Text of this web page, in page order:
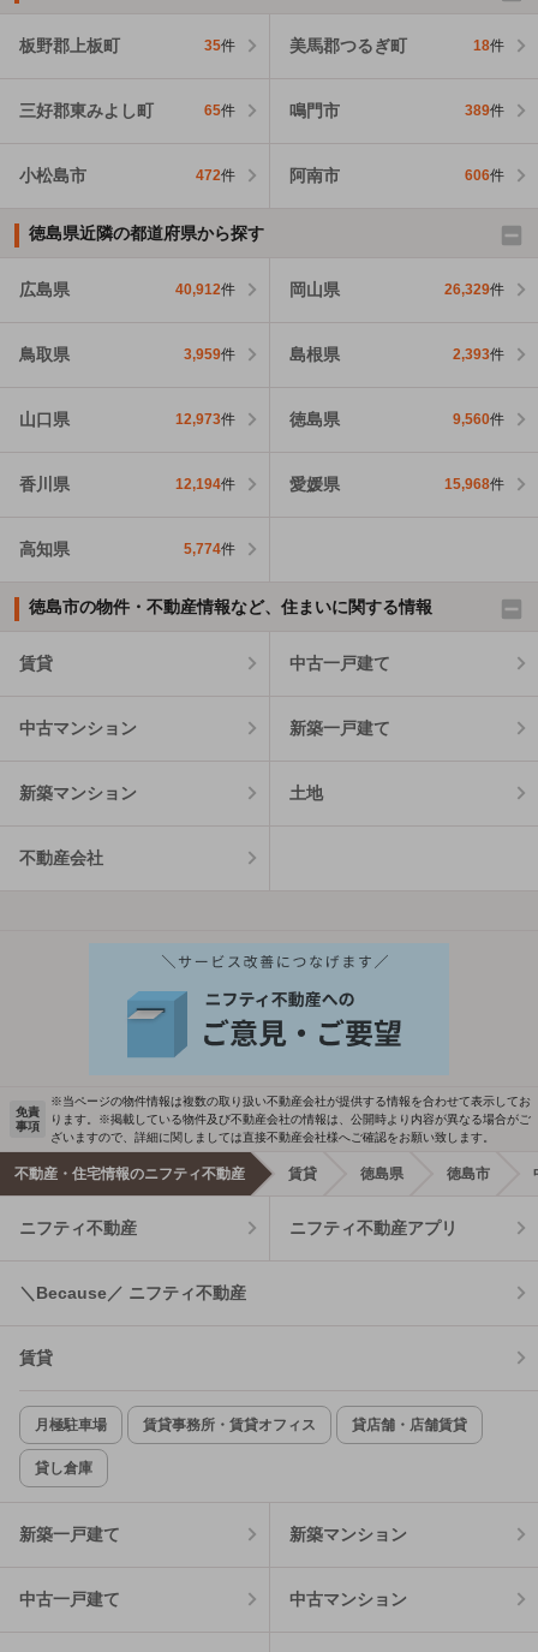
板野郡上板町 35件 美馬郡つるぎ町 18件
三好郡東みよし町 65件 鳴門市 389件
小松島市 472件 阿南市 606件
徳島県近隣の都道府県から探す
広島県 40,912件 岡山県 26,329件
鳥取県 3,959件 島根県 2,393件
山口県 12,973件 徳島県 9,560件
香川県 12,194件 愛媛県 15,968件
高知県 5,774件
徳島市の物件・不動産情報など、住まいに関する情報
賃貸 中古一戸建て
中古マンション 新築一戸建て
新築マンション 土地
不動産会社
免責
事項
※当ページの物件情報は複数の取り扱い不動産会社が提供する情報を合わせて表示してお
ります。※掲載している物件及び不動産会社の情報は、公開時より内容が異なる場合がご
ざいますので、詳細に関しましては直接不動産会社様へご確認をお願い致します。
不動産・住宅情報のニフティ不動産 賃貸 徳島県 徳島市
ニフティ不動産 ニフティ不動産アプリ
＼Because／ ニフティ不動産
賃貸
月極駐車場 賃貸事務所・賃貸オフィス 貸店舗・店舗賃貸
貸し倉庫
新築一戸建て 新築マンション
中古一戸建て 中古マンション